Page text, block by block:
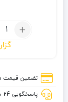
تعداد:
تضمین قیمت
پاسخگویی 24 ساعته